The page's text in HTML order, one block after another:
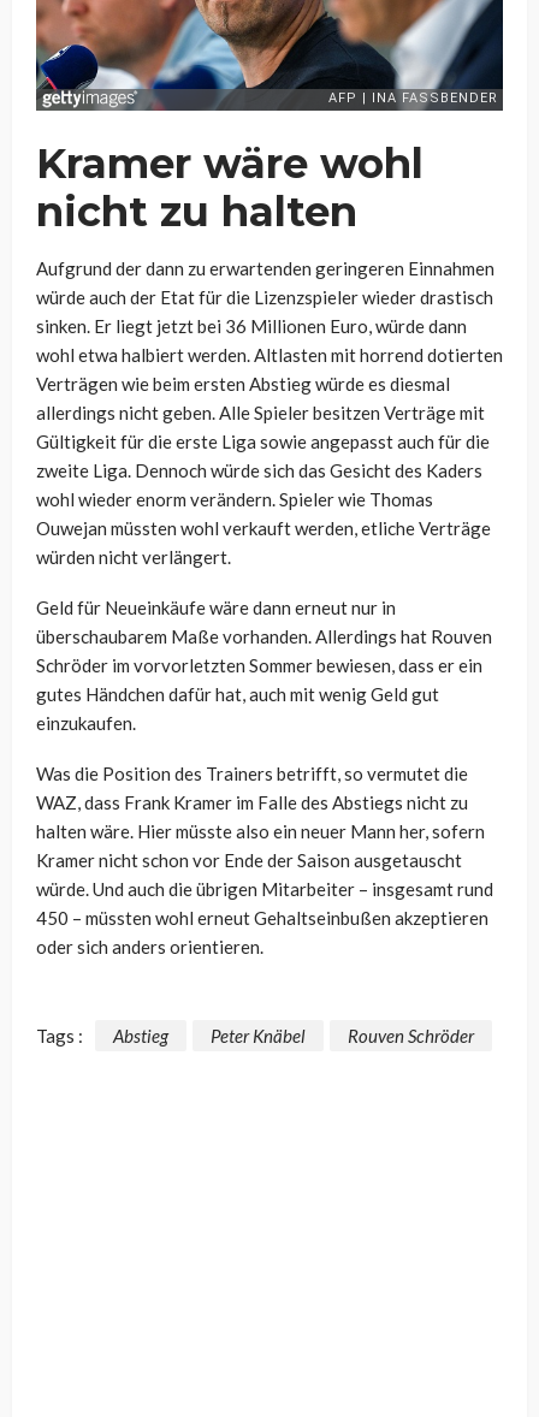
Kramer wäre wohl
nicht zu halten
Aufgrund der dann zu erwartenden geringeren Einnahmen
würde auch der Etat für die Lizenzspieler wieder drastisch
sinken. Er liegt jetzt bei 36 Millionen Euro, würde dann
wohl etwa halbiert werden. Altlasten mit horrend dotierten
Verträgen wie beim ersten Abstieg würde es diesmal
allerdings nicht geben. Alle Spieler besitzen Verträge mit
Gültigkeit für die erste Liga sowie angepasst auch für die
zweite Liga. Dennoch würde sich das Gesicht des Kaders
wohl wieder enorm verändern. Spieler wie Thomas
Ouwejan müssten wohl verkauft werden, etliche Verträge
würden nicht verlängert.
Geld für Neueinkäufe wäre dann erneut nur in
überschaubarem Maße vorhanden. Allerdings hat Rouven
Schröder im vorvorletzten Sommer bewiesen, dass er ein
gutes Händchen dafür hat, auch mit wenig Geld gut
einzukaufen.
Was die Position des Trainers betrifft, so vermutet die
WAZ, dass Frank Kramer im Falle des Abstiegs nicht zu
halten wäre. Hier müsste also ein neuer Mann her, sofern
Kramer nicht schon vor Ende der Saison ausgetauscht
würde. Und auch die übrigen Mitarbeiter – insgesamt rund
450 – müssten wohl erneut Gehaltseinbußen akzeptieren
oder sich anders orientieren.
Tags : Abstieg Peter Knäbel Rouven Schröder